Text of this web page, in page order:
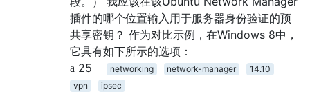
插件的哪个位置输入用于服务器身份验证的预
共享密钥？ 作为对比示例，在Windows 8中，
它具有如下所示的选项：
25
networking network-manager
14.10
vpn
ipsec